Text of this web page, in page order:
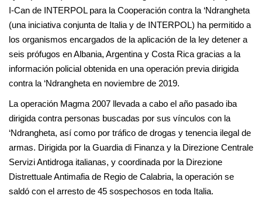
I-Can de INTERPOL para la Cooperación contra la ‘Ndrangheta
(una iniciativa conjunta de Italia y de INTERPOL) ha permitido a
los organismos encargados de la aplicación de la ley detener a
seis prófugos en Albania, Argentina y Costa Rica gracias a la
información policial obtenida en una operación previa dirigida
contra la ‘Ndrangheta en noviembre de 2019.
La operación Magma 2007 llevada a cabo el año pasado iba
dirigida contra personas buscadas por sus vínculos con la
‘Ndrangheta, así como por tráfico de drogas y tenencia ilegal de
armas. Dirigida por la Guardia di Finanza y la Direzione Centrale
Servizi Antidroga italianas, y coordinada por la Direzione
Distrettuale Antimafia de Regio de Calabria, la operación se
saldó con el arresto de 45 sospechosos en toda Italia.